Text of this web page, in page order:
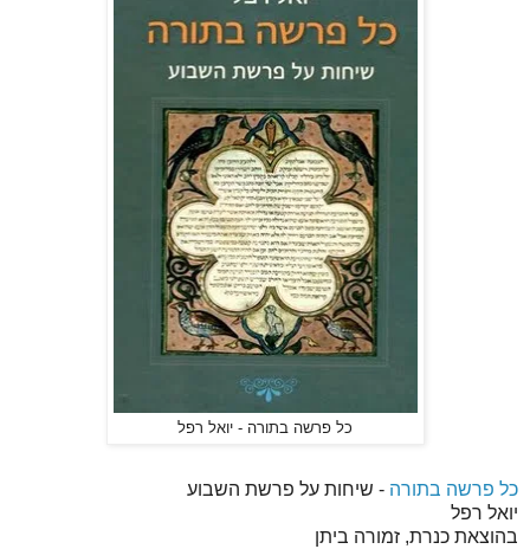
כל פרשה בתורה - יואל רפל
כל פרשה בתורה - שיחות על פרשת השבוע
יואל רפל
בהוצאת כנרת, זמורה ביתן